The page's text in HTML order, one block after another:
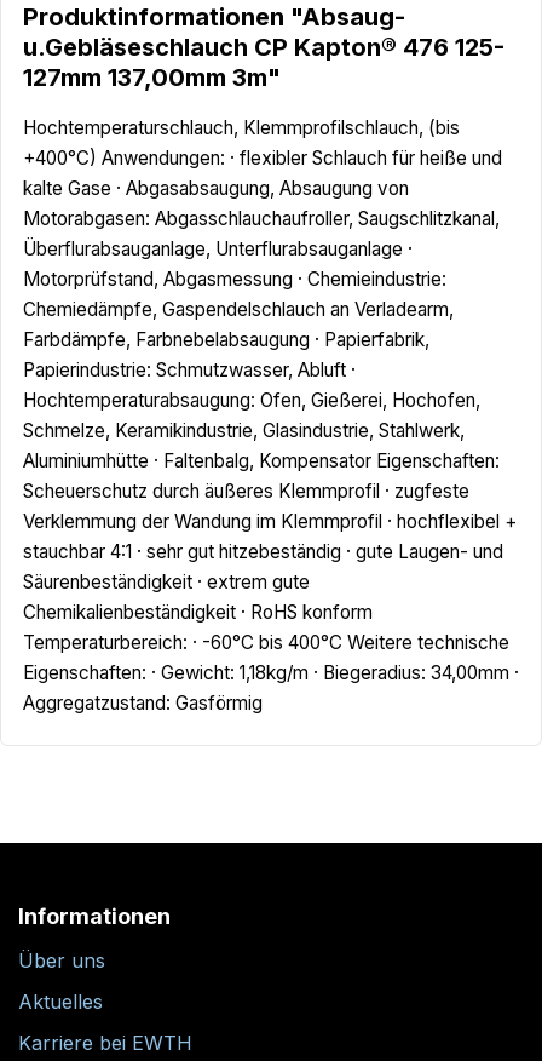
Produktinformationen "Absaug-
u.Gebläseschlauch CP Kapton® 476 125-
127mm 137,00mm 3m"
Hochtemperaturschlauch, Klemmprofilschlauch, (bis
+400°C) Anwendungen: · flexibler Schlauch für heiße und
kalte Gase · Abgasabsaugung, Absaugung von
Motorabgasen: Abgasschlauchaufroller, Saugschlitzkanal,
Überflurabsauganlage, Unterflurabsauganlage ·
Motorprüfstand, Abgasmessung · Chemieindustrie:
Chemiedämpfe, Gaspendelschlauch an Verladearm,
Farbdämpfe, Farbnebelabsaugung · Papierfabrik,
Papierindustrie: Schmutzwasser, Abluft ·
Hochtemperaturabsaugung: Ofen, Gießerei, Hochofen,
Schmelze, Keramikindustrie, Glasindustrie, Stahlwerk,
Aluminiumhütte · Faltenbalg, Kompensator Eigenschaften:
Scheuerschutz durch äußeres Klemmprofil · zugfeste
Verklemmung der Wandung im Klemmprofil · hochflexibel +
stauchbar 4:1 · sehr gut hitzebeständig · gute Laugen- und
Säurenbeständigkeit · extrem gute
Chemikalienbeständigkeit · RoHS konform
Temperaturbereich: · -60°C bis 400°C Weitere technische
Eigenschaften: · Gewicht: 1,18kg/m · Biegeradius: 34,00mm ·
Aggregatzustand: Gasförmig
Informationen
Über uns
Aktuelles
Karriere bei EWTH